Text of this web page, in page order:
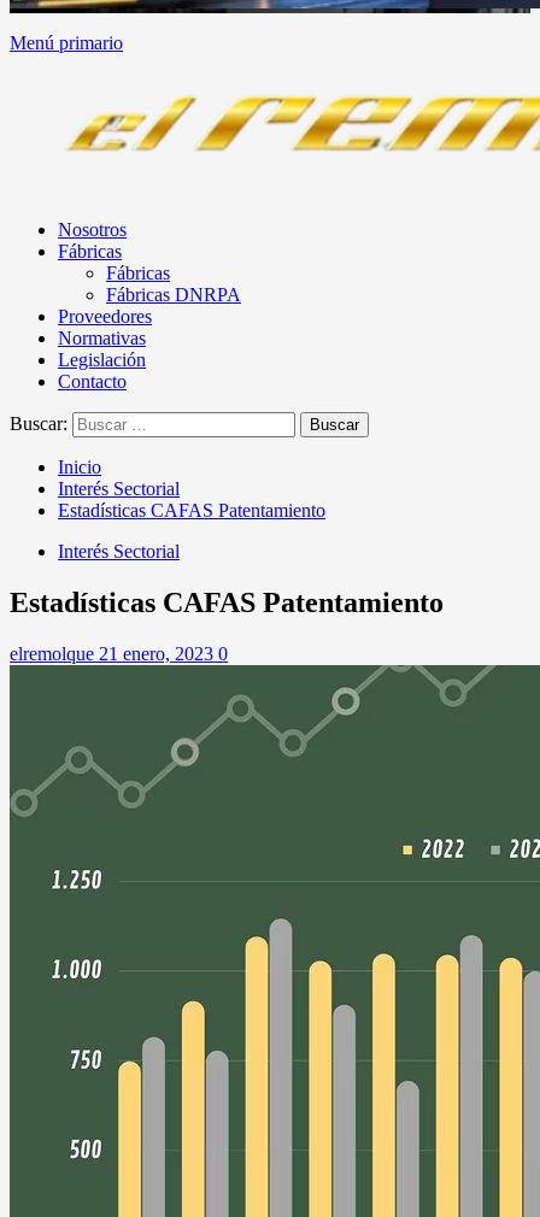
Menú primario
Nosotros
Fábricas
Fábricas
Fábricas DNRPA
Proveedores
Normativas
Legislación
Contacto
Buscar:
Inicio
Interés Sectorial
Estadísticas CAFAS Patentamiento
Interés Sectorial
Estadísticas CAFAS Patentamiento
elremolque 21 enero, 2023 0